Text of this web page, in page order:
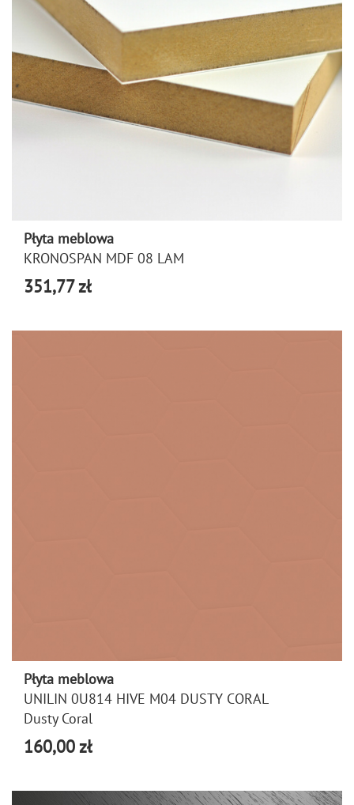
Płyta meblowa
KRONOSPAN MDF 08 LAM
351,77 zł
Płyta meblowa
UNILIN 0U814 HIVE M04 DUSTY CORAL
Dusty Coral
160,00 zł